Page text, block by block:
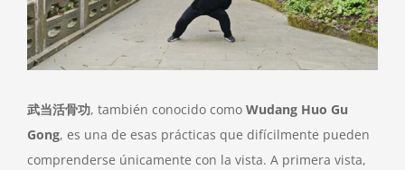
武当活骨功, también conocido como Wudang Huo Gu
Gong, es una de esas prácticas que difícilmente pueden
comprenderse únicamente con la vista. A primera vista,